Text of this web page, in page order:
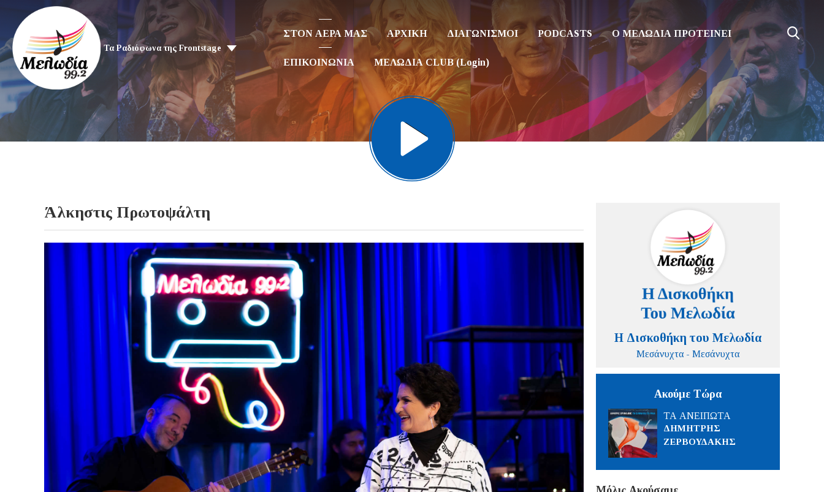
Τα Ραδιόφωνα της Frontstage
ΣΤΟΝ ΑΕΡΑ ΜΑΣ ΑΡΧΙΚΗ ΔΙΑΓΩΝΙΣΜΟΙ PODCASTS Ο ΜΕΛΩΔΙΑ ΠΡΟΤΕΙΝΕΙ
ΕΠΙΚΟΙΝΩΝΙΑ ΜΕΛΩΔΙΑ CLUB (Login)
Άλκηστις Πρωτοψάλτη
Η Δισκοθήκη του Μελωδία
Μεσάνυχτα - Μεσάνυχτα
Ακούμε Τώρα
ΤΑ ΑΝΕΙΠΩΤΑ
ΔΗΜΗΤΡΗΣ
ΖΕΡΒΟΥΔΑΚΗΣ